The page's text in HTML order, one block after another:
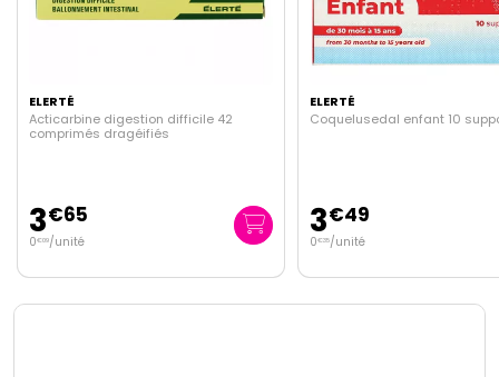
ELERTÉ
Coquelusedal enfant 10 suppositoires
3€49
0€35 /unité
ELERTÉ
Coquelusédal nourrisson
3€60
0€36/unité